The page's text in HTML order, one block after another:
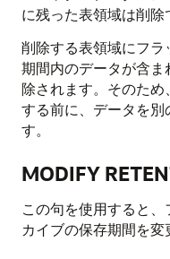
に残った表領域は削除
削除する表領域にフ
期間内のデータが含
除されます。そのた
する前に、データを別
す。
MODIFY
この句を使用すると
カイブの保存期間を変